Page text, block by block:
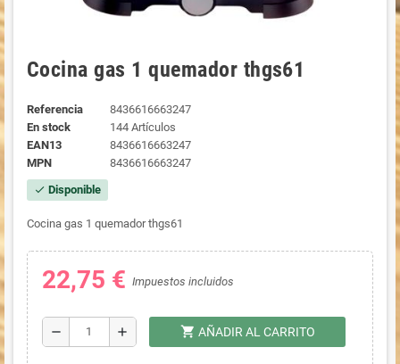
Cocina gas 1 quemador thgs61
Referencia
8436616663247
En stock
144 Artículos
EAN13
8436616663247
MPN
8436616663247
check Disponible
Cocina gas 1 quemador thgs61
22,75 € Impuestos incluidos
remove add shopping_cart AÑADIR AL CARRITO